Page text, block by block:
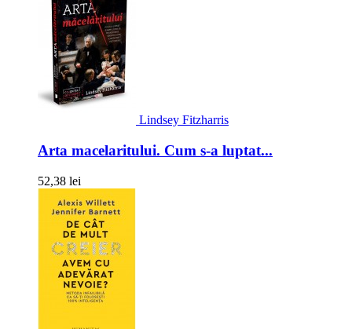
Lindsey Fitzharris
Arta macelaritului. Cum s-a luptat...
52,38 lei